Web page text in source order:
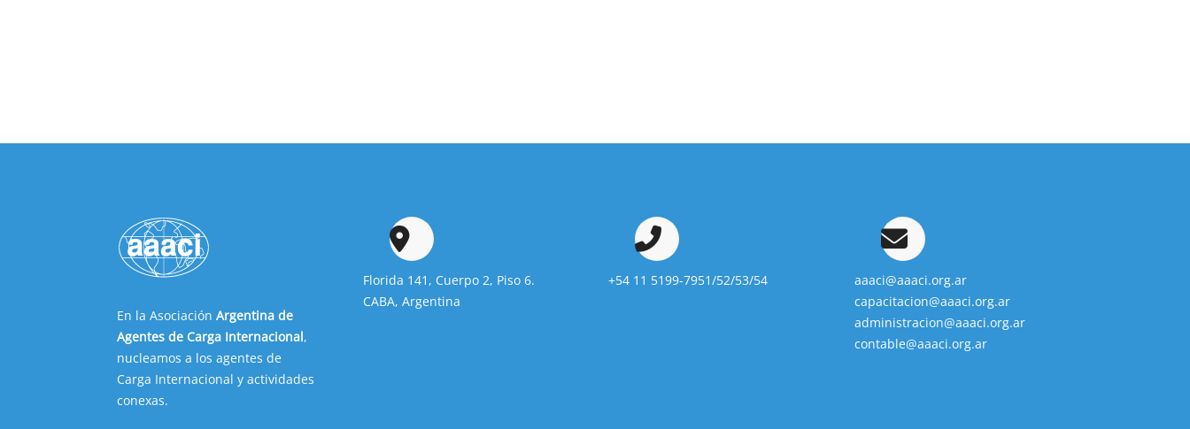
En la Asociación Argentina de
Agentes de Carga Internacional,
nucleamos a los agentes de
Carga Internacional y actividades
conexas.
Florida 141, Cuerpo 2, Piso 6.
CABA, Argentina
+54 11 5199-7951/52/53/54
aaaci@aaaci.org.ar
capacitacion@aaaci.org.ar
administracion@aaaci.org.ar
contable@aaaci.org.ar